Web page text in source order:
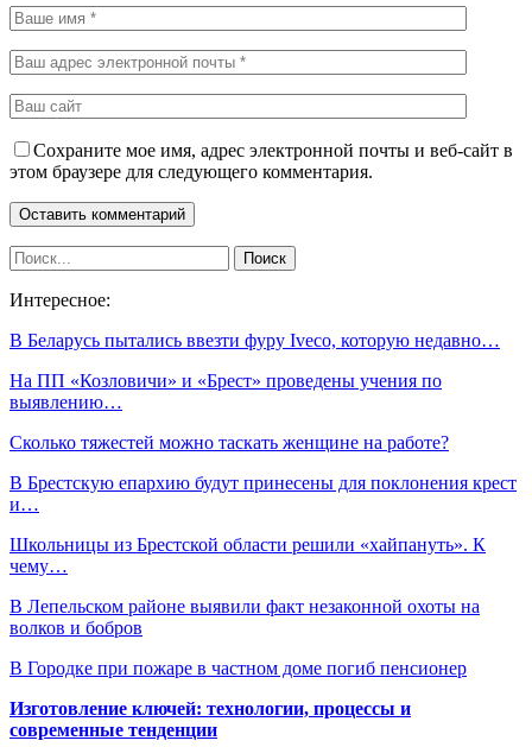
Сохраните мое имя, адрес электронной почты и веб-сайт в
этом браузере для следующего комментария.
Интересное:
В Беларусь пытались ввезти фуру Iveco, которую недавно…
На ПП «Козловичи» и «Брест» проведены учения по
выявлению…
Сколько тяжестей можно таскать женщине на работе?
В Брестскую епархию будут принесены для поклонения крест
и…
Школьницы из Брестской области решили «хайпануть». К
чему…
В Лепельском районе выявили факт незаконной охоты на
волков и бобров
В Городке при пожаре в частном доме погиб пенсионер
Изготовление ключей: технологии, процессы и
современные тенденции